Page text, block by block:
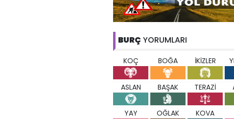
BURÇ YORUMLARI
KOÇ BOĞA İKİZLER
ASLAN BAŞAK TERAZİ
YAY OĞLAK KOVA